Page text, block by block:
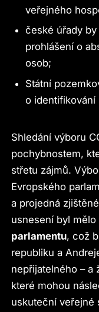
veřejného
české úřady
prohlášení o
osob;
Státní
o identifikování
Shledání výboru
pochybnostem,
střetu zájmů.
Evropského
a projedná
usnesení byl mělo
parlamentu, což
republiku a
nepřijatelného – a
které mohou
uskuteční veřejné